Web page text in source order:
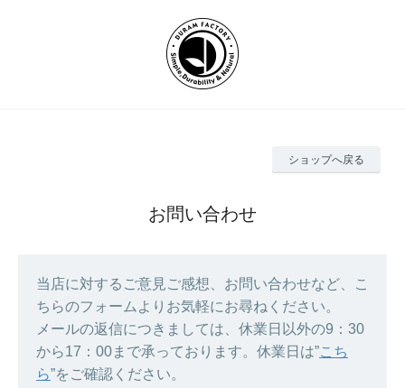
ショップへ戻る
お問い合わせ
当店に対するご意見ご感想、お問い合わせなど、こ
ちらのフォームよりお気軽にお尋ねください。
メールの返信につきましては、休業日以外の9：30
から17：00まで承っております。休業日は”こち
ら”をご確認ください。